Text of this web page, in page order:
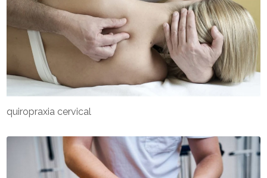
quiropraxia cervical